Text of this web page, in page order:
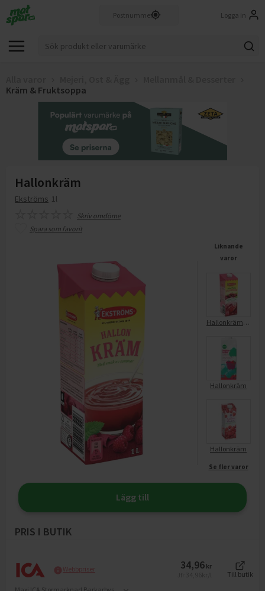
Logga in
Kräm & Fruktsoppa
Hallonkräm
Ekströms 1l
Skriv omdöme
Spara som favorit
Liknande
varor
Hallonkräm Extra Prima
Hallonkräm
Hallonkräm
Se fler varor
Lägg till
PRIS I BUTIK
Webbpriser 34,96 kr
Till butik